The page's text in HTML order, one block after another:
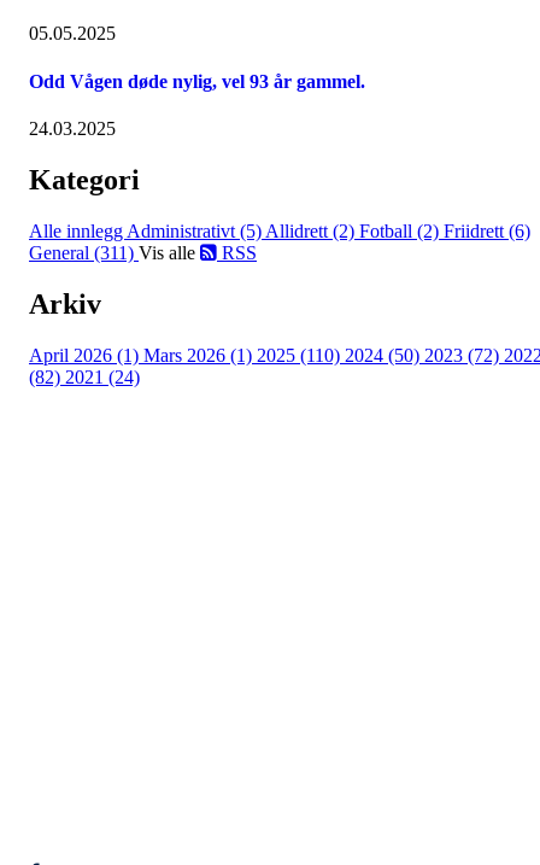
05.05.2025
Odd Vågen døde nylig, vel 93 år gammel.
24.03.2025
Kategori
Alle innlegg Administrativt (5) Allidrett (2) Fotball (2) Friidrett (6)
General (311) Vis alle RSS
Arkiv
April 2026 (1) Mars 2026 (1) 2025 (110) 2024 (50) 2023 (72)
(82) 2021 (24)